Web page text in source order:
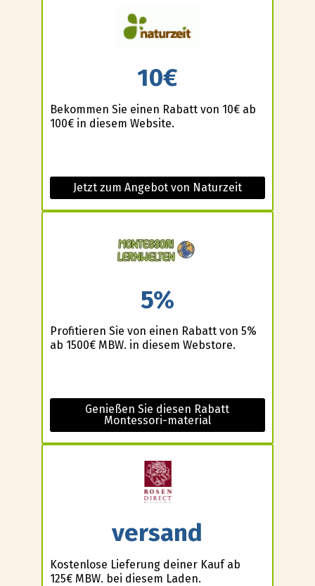
10€
Bekommen Sie einen Rabatt von 10€ ab
100€ in diesem Website.
Jetzt zum Angebot von Naturzeit
5%
Profitieren Sie von einen Rabatt von 5%
ab 1500€ MBW. in diesem Webstore.
Genießen Sie diesen Rabatt
Montessori-material
versand
Kostenlose Lieferung deiner Kauf ab
125€ MBW. bei diesem Laden.